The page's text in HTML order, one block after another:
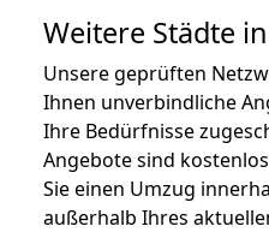
Weitere Städte
Unsere geprüften
Ihnen unverbindliche
Ihre Bedürfnisse
Angebote sind
Sie einen Umzug
außerhalb Ihres